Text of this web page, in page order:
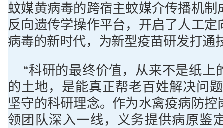
蚊媒黄病毒的跨宿主蚊媒介传播机制
反向遗传学操作平台，开启了人工定
病毒的新时代，为新型疫苗研发打通
“科研的最终价值，从来不是纸上
的土地，是能真正帮老百姓解决问
坚守的科研理念。作为水禽疫病防控
领团队深入一线，义务提供病原鉴